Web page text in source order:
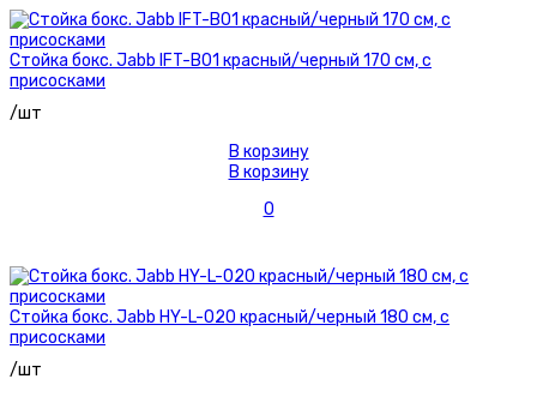
Стойка бокс. Jabb IFT-B01 красный/черный 170 см, с
присосками
/шт
В корзину
В корзину
0
Стойка бокс. Jabb HY-L-020 красный/черный 180 см, с
присосками
/шт